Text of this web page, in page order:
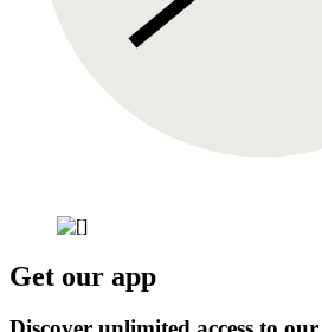
Get our app